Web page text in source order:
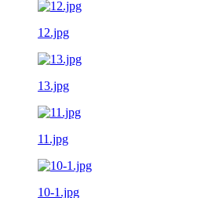
12.jpg
13.jpg
11.jpg
10-1.jpg